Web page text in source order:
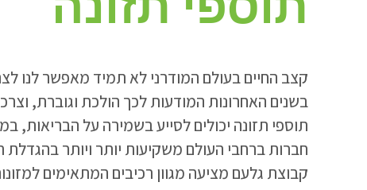
קצב החיים בעולם המודרני לא תמיד מאפשר לנו
בשנים האחרונות המודעות לכך הולכת וגוברת,
תוספי תזונה יכולים לסייע בשמירה על הבריאות,
חברות ברחבי העולם משקיעות יותר ויותר בהגדלת
קבוצת גלעם מציעה מגוון רכיבים המתאימים